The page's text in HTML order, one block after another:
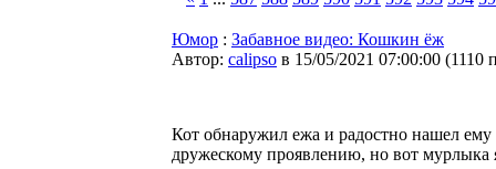
Юмор : Забавное видео: Кошкин ёж
Автор: calipso в 15/05/2021 07:00:00 (1110
Кот обнаружил ежа и радостно нашел
дружескому проявлению, но вот мурлыка